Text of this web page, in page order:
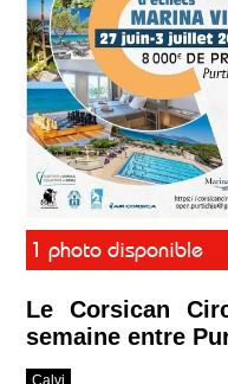
1 photo disponible
Le Corsican
semaine entre
Calvi